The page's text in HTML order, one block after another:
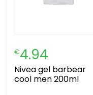
€4.94
nivea gel barbear
cool men 200ml